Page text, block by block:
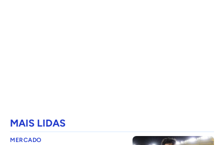
MAIS LIDAS
MERCADO